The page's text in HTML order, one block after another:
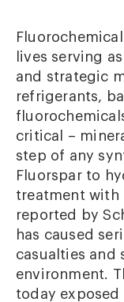
lives serving
and strategic
refrigerants,
critical –
step of any
Fluorspar to
treatment with
reported by
has caused
casualties and
environment.
today